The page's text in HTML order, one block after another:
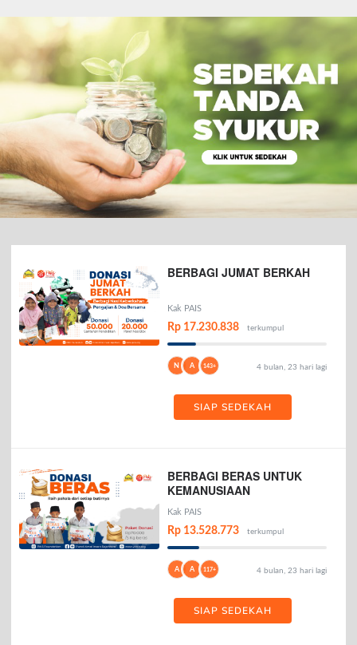
BERBAGI JUMAT BERKAH
Kak PAIS
Rp 17.230.838 terkumpul
N A 143+ 4 bulan, 23 hari lagi
SIAP SEDEKAH
BERBAGI BERAS UNTUK
KEMANUSIAAN
Kak PAIS
Rp 13.528.773 terkumpul
A A 117+ 4 bulan, 23 hari lagi
SIAP SEDEKAH